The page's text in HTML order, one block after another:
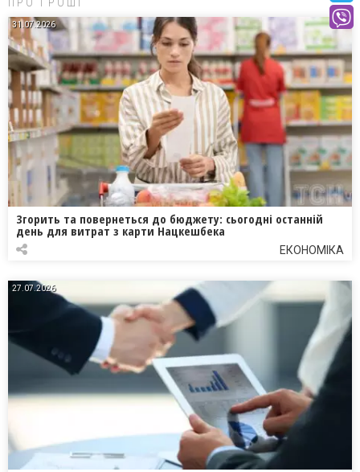
ПРО ГРОШІ
31.07.2026
Згорить та повернеться до бюджету: сьогодні останній
день для витрат з карти Нацкешбека
ЕКОНОМІКА
27.07.2026